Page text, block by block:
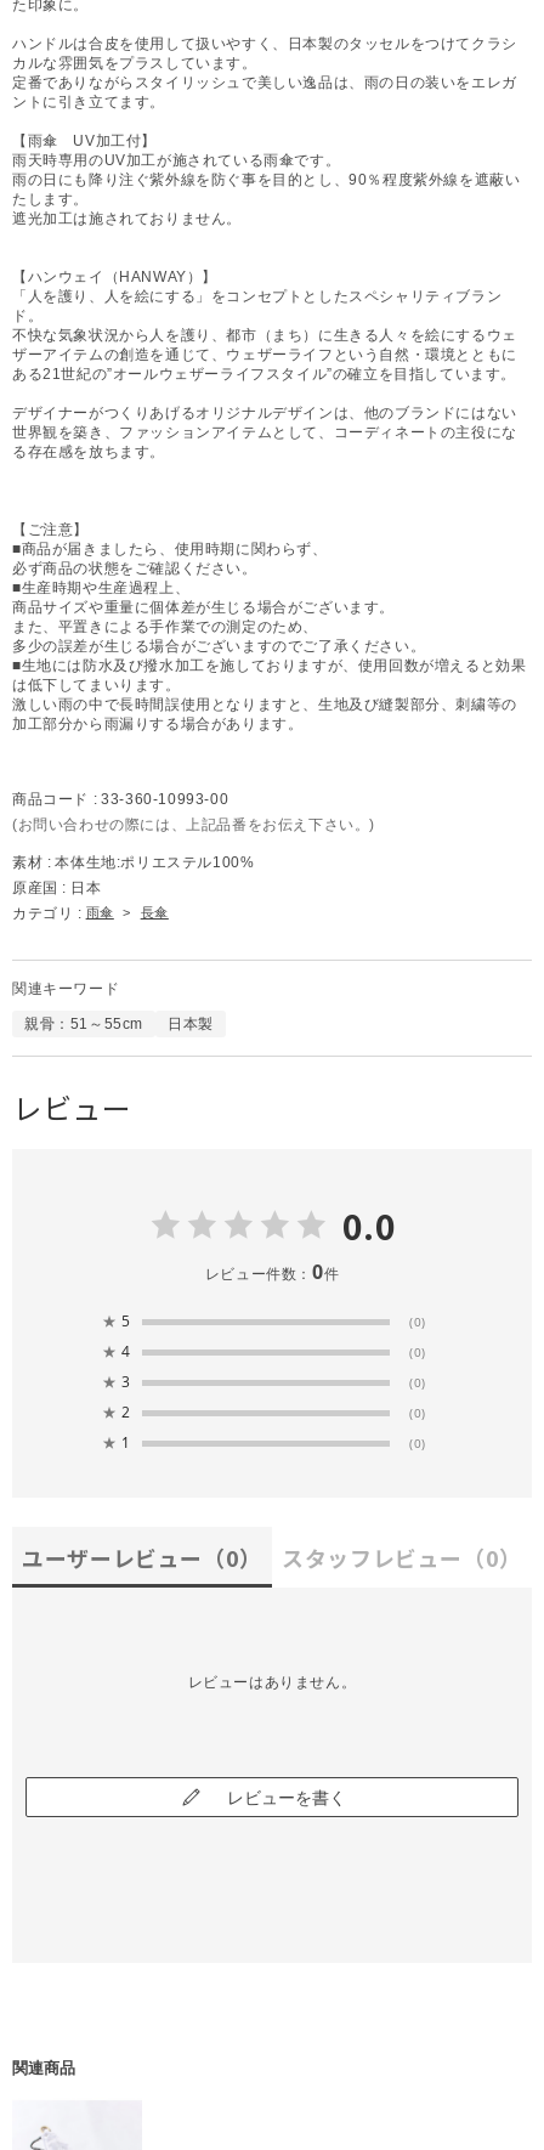
た印象に。
ハンドルは合皮を使用して扱いやすく、日本製のタッセルをつけてクラシ
カルな雰囲気をプラスしています。
定番でありながらスタイリッシュで美しい逸品は、雨の日の装いをエレガ
ントに引き立てます。
【雨傘 UV加工付】
雨天時専用のUV加工が施されている雨傘です。
雨の日にも降り注ぐ紫外線を防ぐ事を目的とし、90％程度紫外線を遮蔽い
たします。
遮光加工は施されておりません。
【ハンウェイ（HANWAY）】
「人を護り、人を絵にする」をコンセプトとしたスペシャリティブラン
ド。
不快な気象状況から人を護り、都市（まち）に生きる人々を絵にするウェ
ザーアイテムの創造を通じて、ウェザーライフという自然・環境とともに
ある21世紀の”オールウェザーライフスタイル”の確立を目指しています。
デザイナーがつくりあげるオリジナルデザインは、他のブランドにはない
世界観を築き、ファッションアイテムとして、コーディネートの主役にな
る存在感を放ちます。
【ご注意】
■商品が届きましたら、使用時期に関わらず、
必ず商品の状態をご確認ください。
■生産時期や生産過程上、
商品サイズや重量に個体差が生じる場合がございます。
また、平置きによる手作業での測定のため、
多少の誤差が生じる場合がございますのでご了承ください。
■生地には防水及び撥水加工を施しておりますが、使用回数が増えると効果
は低下してまいります。
激しい雨の中で長時間誤使用となりますと、生地及び縫製部分、刺繍等の
加工部分から雨漏りする場合があります。
商品コード : 33-360-10993-00
(お問い合わせの際には、上記品番をお伝え下さい。)
素材 : 本体生地:ポリエステル100%
原産国 : 日本
カテゴリ : 雨傘 > 長傘
関連キーワード
親骨：51～55cm 日本製
レビュー
0.0
レビュー件数： 0件
★ 5 (0)
★ 4 (0)
★ 3 (0)
★ 2 (0)
★ 1 (0)
ユーザーレビュー （0） スタッフレビュー （0）
レビューはありません。
レビューを書く
関連商品